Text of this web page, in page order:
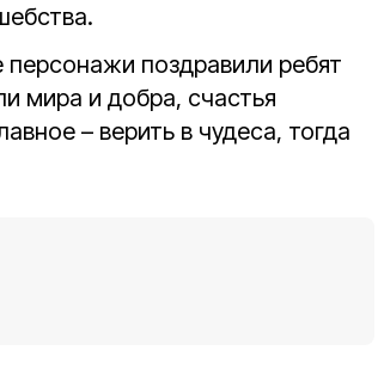
поздравили ребят
мира и добра, счастья
– верить в чудеса, тогда